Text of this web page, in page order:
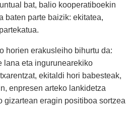
bat, balio kooperatiboekin
baten parte baizik: ekitatea,
horien erakusleiho bihurtu da:
lana eta ingurunearekiko
ekitaldi hori babesteak,
enpresen arteko lankidetza
gizartean eragin positiboa sortzea